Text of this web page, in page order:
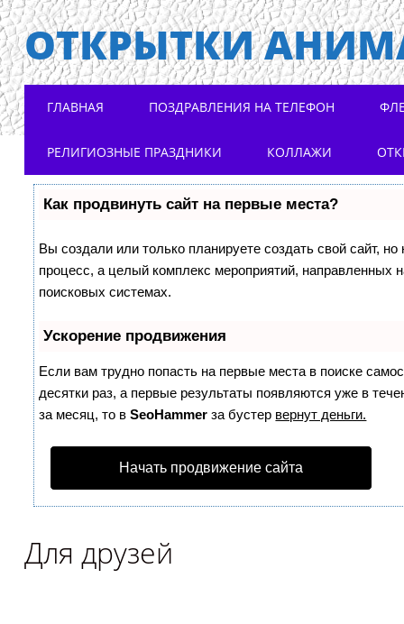
ОТКРЫТКИ
Main menu
ГЛАВНАЯ ПОЗДРАВЛЕНИЯ НА ТЕЛЕФОН
РЕЛИГИОЗНЫЕ ПРАЗДНИКИ КОЛЛАЖИ
Как продвинуть сайт на первые места?
Вы создали или только планируете создать свой сайт,
процесс, а целый комплекс мероприятий, направленных
поисковых системах.
Ускорение продвижения
Если вам трудно попасть на первые места в поиске
десятки раз, а первые результаты появляются уже в
за месяц, то вSeoHammer за бустер вернут деньги.
Начать продвижение сайта
Для друзей